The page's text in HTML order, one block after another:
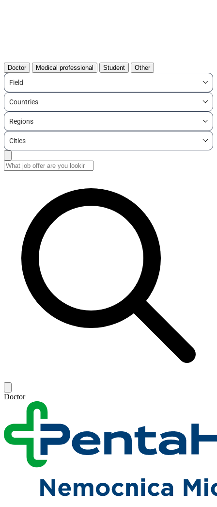
Doctor Medical professional Student Other
Field
Countries
Regions
Cities
Doctor